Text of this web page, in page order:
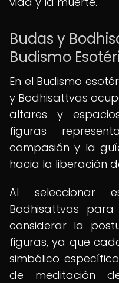
Budas y
Budismo
En el Budismo
y Bodhisattvas
altares y
figuras
compasión y la
hacia la liberación
Al seleccionar
Bodhisattvas
considerar la
figuras, ya que
simbólico
de meditación